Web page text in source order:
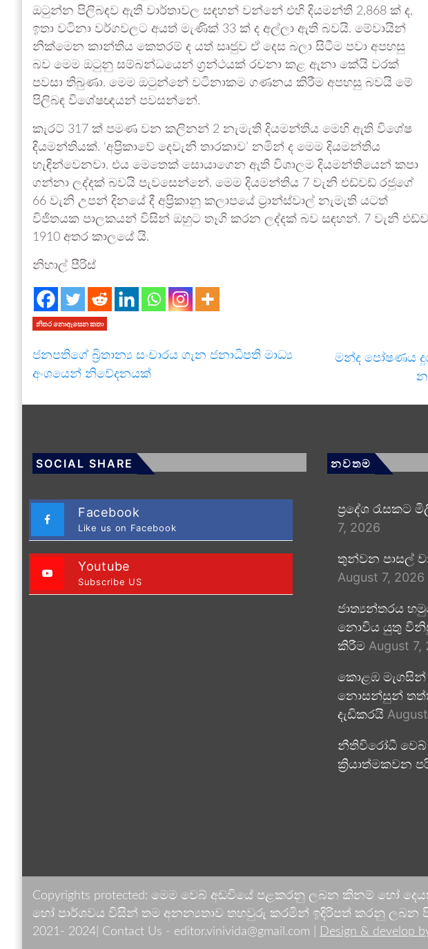
ඔටුන්න පිලිබඳව ඇති වාර්තාවල සඳහන් වන්නේ එහි දියමන්ති 2,868 ක් ද,
ඉතා වටිනා වර්ගවලට අයත් මැණික් 33 ක් ද අල්ලා ඇති බවයි. මේවායින්
නික්මෙන කාන්තිය කෙතරම් ද යත් සෘජුව ඒ දෙස බලා සිටීම පවා අපහසු
බව මෙම ඔටුනු සම්බන්ධයෙන් ග්‍රන්ථයක් රචනා කළ ඇනා කේයි වරක්
පවසා තිබුණා. මෙම ඔටුන්නේ වටිනාකම ගණනය කිරීම අපහසු බවයි මේ
පිලිබඳ විශේෂඥයන් පවසන්නේ.
කැරට් 317 ක් පමණ වන කලිනන් 2 නැමැති දියමන්තිය මෙහි ඇති විශේෂ
දියමන්තියක්. ‘අප්‍රිකාවේ දෙවැනි තාරකාව’ නමින් ද මෙම දියමන්තිය
හැඳින්වෙනවා. එය මෙතෙක් සොයාගෙන ඇති විශාලම දියමන්තියෙන් කපා
ගන්නා ලද්දක් බවයි පැවසෙන්නේ. මෙම දියමන්තිය 7 වැනි එඩ්වඩ් රජුගේ
66 වැනි උපන් දිනයේ දී අප්‍රිකානු කලාපයේ ට්‍රාන්ස්වාල් නැමැති යටත්
විජිතයක පාලකයන් විසින් ඔහුට තෑගි කරන ලද්දක් බව සඳහන්. 7 වැනි
1910 අතර කාලයේ යි.
නිහාල් පීරිස්
නිතර නොඇසෙන කතා
ජනපතිගේ බ්‍රිතාන්‍ය සංචාරය ගැන ජනාධිපති මාධ්‍ය
අංශයෙන් නිවේදනයක්
මන්ද පෝෂණය
SOCIAL SHARE
Facebook
Like us on Facebook
Youtube
Subscribe US
නවතම
ප්‍රදේශ රැසකට
7, 2026
තුන්වන පාසල්
August 7, 2026
ජාත්‍යන්තරය
නොවිය යුතු
කිරීම August 7,
කොළඹ මැගසින්
නොසන්සුන්
දැඩිකරයි
නීතිවිරෝධී වෙබ්
ක්‍රියාත්මකවන
Copyrights protected: මෙම වෙබ් අඩවියේ පළකරනු ලබන කිනම් හෝ
හෝ පාර්ශවය විසින් තම අනන්‍යතාව තහවුරු කරමින් ඉදිරිපත් කරනු ලබන
2021- 2024| Contact Us - editor.vinivida@gmail.com |
Design & develop